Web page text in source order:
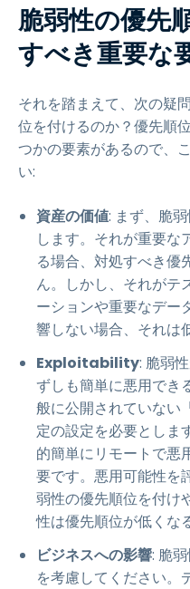
脆弱性の優先
すべき重要な
それを踏まえて、次の疑
位を付けるのか？優先順
つかの要素があるので、
い:
資産の価値: まず、脆
します。それが重要な
る場合、対処すべき優
ん。しかし、それがテ
ーションや重要なデー
響しない場合、それは
Exploitability: 脆弱
ずしも簡単に悪用でき
般に公開されていない
定の設定を必要としま
的簡単にリモートで悪
要です。悪用可能性を
弱性の優先順位を付け
性は優先順位が低くな
ビジネスへの影響: 脆
を考慮してください。